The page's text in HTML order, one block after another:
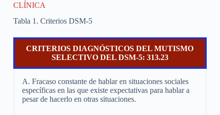
CLÍNICA
Tabla 1. Criterios DSM-5
CRITERIOS DIAGNÓSTICOS DEL MUTISMO
SELECTIVO DEL DSM-5: 313.23
A. Fracaso constante de hablar en situaciones sociales
específicas en las que existe expectativas para hablar a
pesar de hacerlo en otras situaciones.